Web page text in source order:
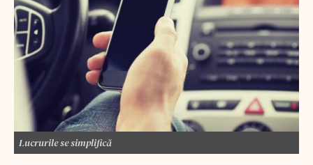
Lucrurile se simplifică